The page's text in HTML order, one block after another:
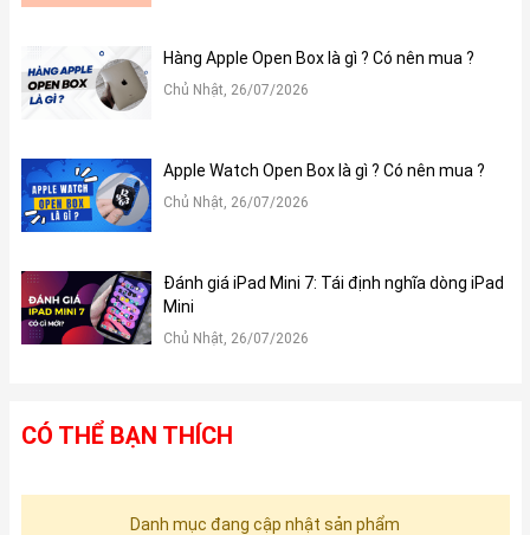
Hàng Apple Open Box là gì ? Có nên mua ?
Chủ Nhật, 26/07/2026
Apple Watch Open Box là gì ? Có nên mua ?
Chủ Nhật, 26/07/2026
Đánh giá iPad Mini 7: Tái định nghĩa dòng iPad
Mini
Chủ Nhật, 26/07/2026
CÓ THỂ BẠN THÍCH
Danh mục đang cập nhật sản phẩm